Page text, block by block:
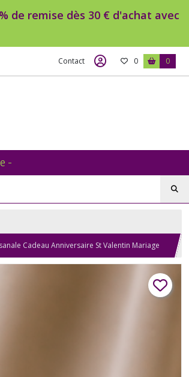
de remise dès 30 € d'achat avec
Contact 0 0
-
Cadeau Anniversaire St Valentin Mariage